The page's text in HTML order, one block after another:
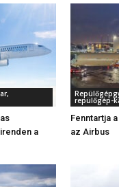
a
repülőgép-
Fenntartja
az Airbus